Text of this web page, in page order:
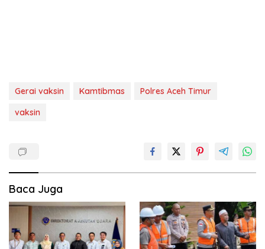
Gerai vaksin Kamtibmas
Polres Aceh Timur
vaksin
Baca Juga